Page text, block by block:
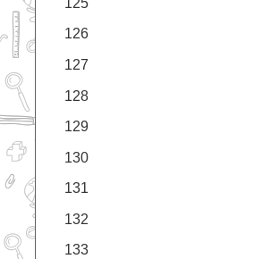
126
127
128
129
130
131
132
133